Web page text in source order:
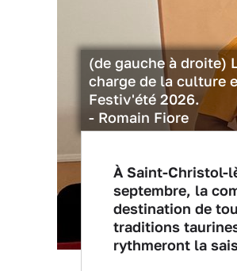
(de gauche à droite)
charge de la culture
Festiv'été 2026.
- Romain Fiore
À Saint-Christol-
septembre, la
destination de
traditions
rythmeront la